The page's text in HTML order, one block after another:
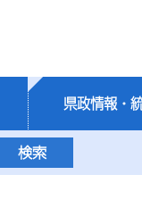
県政情報・